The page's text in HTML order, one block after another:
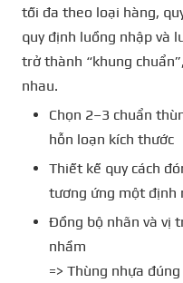
tối đa theo loại hàng,
quy định luồng nhập và
trở thành “khung
nhau.
Chọn 2–3 chuẩn
hỗn loạn kích thước
Thiết kế quy cách
tương ứng một định
Đồng bộ nhãn và vị
nhầm
=> Thùng nhựa